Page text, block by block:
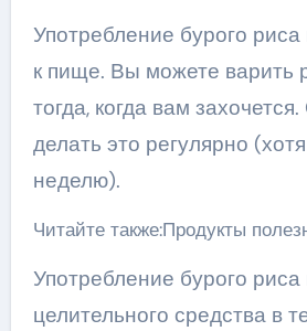
Употребление бурого
к пище. Вы можете варить
тогда, когда вам
делать это регулярно
неделю).
Читайте также:Продукты
Употребление бурого риса
целительного средства в